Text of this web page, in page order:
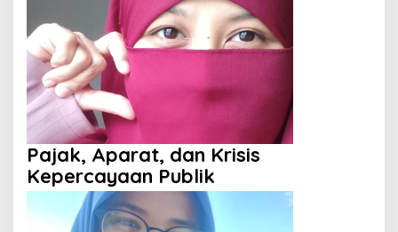
Pajak, Aparat, dan Krisis
Kepercayaan Publik